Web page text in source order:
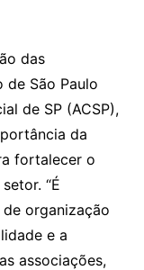
das
de São Paulo
de SP (ACSP),
da
fortalecer o
“É
organização
e a
associações,